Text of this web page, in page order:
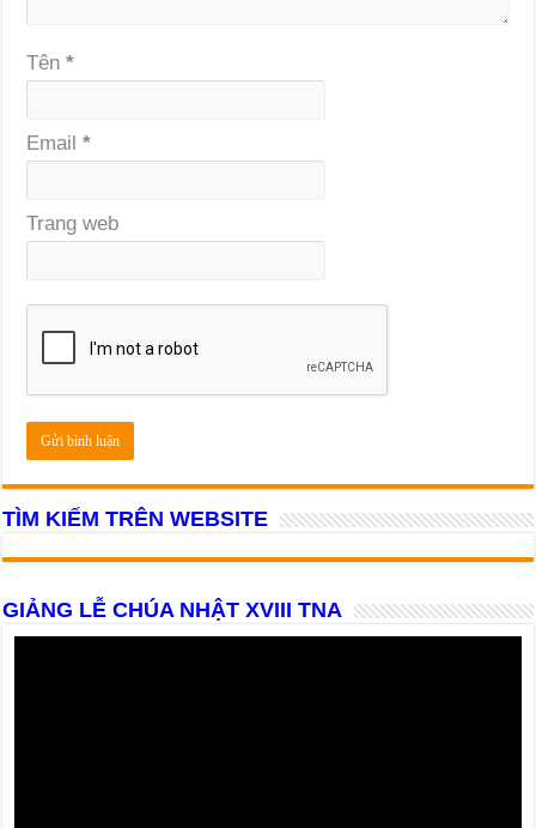
Tên*
Email*
Trang web
TÌM KIẾM TRÊN WEBSITE
GIẢNG LỄ CHÚA NHẬT XVIII TNA